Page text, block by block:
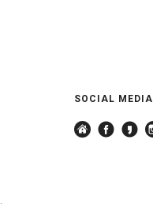
SOCIAL MEDIA